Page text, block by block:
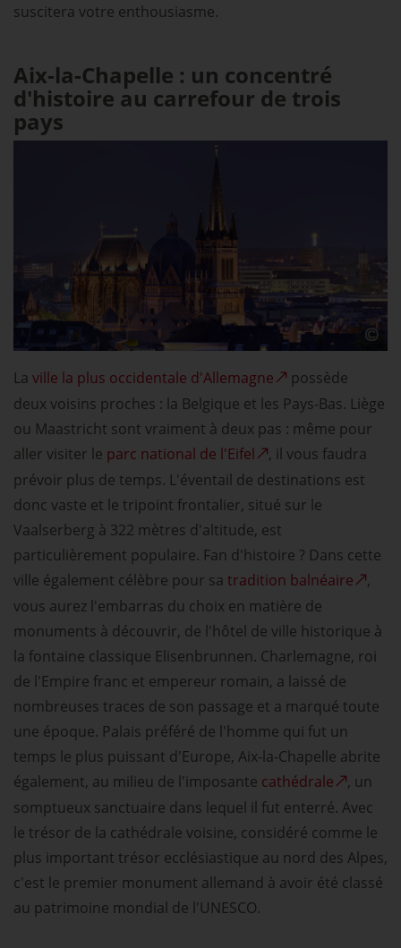
suscitera votre enthousiasme.
Aix-la-Chapelle : un concentré
d'histoire au carrefour de trois
pays
La ville la plus occidentale d'Allemagne
possède
deux voisins proches : la Belgique et les Pays-Bas. Liège
ou Maastricht sont vraiment à deux pas : même pour
aller visiter le parc national de l'Eifel
, il vous faudra
prévoir plus de temps. L'éventail de destinations est
donc vaste et le tripoint frontalier, situé sur le
Vaalserberg à 322 mètres d'altitude, est
particulièrement populaire. Fan d'histoire ? Dans cette
ville également célèbre pour sa tradition balnéaire
,
vous aurez l'embarras du choix en matière de
monuments à découvrir, de l'hôtel de ville historique à
la fontaine classique Elisenbrunnen. Charlemagne, roi
de l'Empire franc et empereur romain, a laissé de
nombreuses traces de son passage et a marqué toute
une époque. Palais préféré de l'homme qui fut un
temps le plus puissant d'Europe, Aix-la-Chapelle abrite
également, au milieu de l'imposante cathédrale
, un
somptueux sanctuaire dans lequel il fut enterré. Avec
le trésor de la cathédrale voisine, considéré comme le
plus important trésor ecclésiastique au nord des Alpes,
c'est le premier monument allemand à avoir été classé
au patrimoine mondial de l'UNESCO.